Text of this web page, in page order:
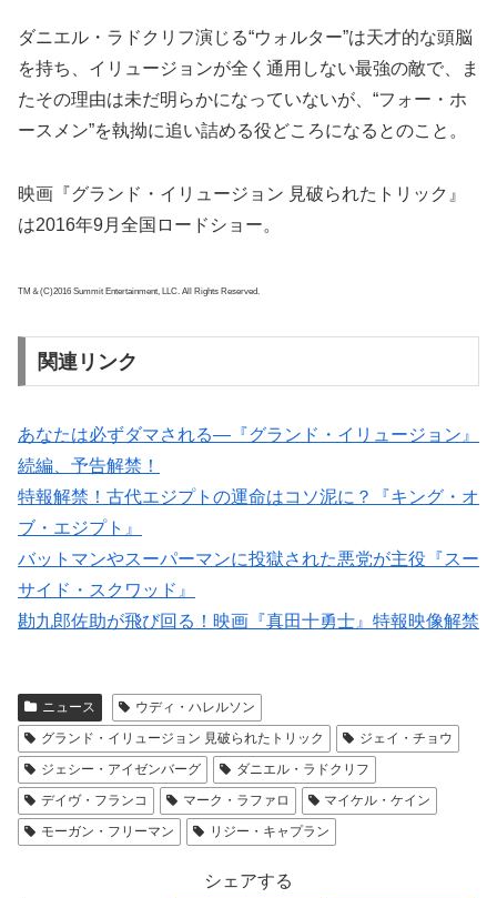
ダニエル・ラドクリフ演じる“ウォルター”は天才的な頭脳
を持ち、イリュージョンが全く通用しない最強の敵で、ま
たその理由は未だ明らかになっていないが、“フォー・ホ
ースメン”を執拗に追い詰める役どころになるとのこと。
映画『グランド・イリュージョン 見破られたトリック』
は2016年9月全国ロードショー。
TM＆(C)2016 Summit Entertainment, LLC. All Rights Reserved.
関連リンク
あなたは必ずダマされる―『グランド・イリュージョン』
続編、予告解禁！
特報解禁！古代エジプトの運命はコソ泥に？『キング・オ
ブ・エジプト』
バットマンやスーパーマンに投獄された悪党が主役『スー
サイド・スクワッド』
勘九郎佐助が飛び回る！映画『真田十勇士』特報映像解禁
ニュース
ウディ・ハレルソン
グランド・イリュージョン 見破られたトリック
ジェイ・チョウ
ジェシー・アイゼンバーグ
ダニエル・ラドクリフ
デイヴ・フランコ
マーク・ラファロ
マイケル・ケイン
モーガン・フリーマン
リジー・キャプラン
シェアする